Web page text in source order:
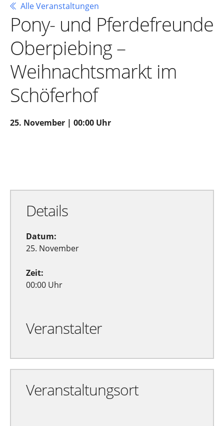
Alle Veranstaltungen
Pony- und Pferdefreunde
Oberpiebing –
Weihnachtsmarkt im
Schöferhof
25. November | 00:00 Uhr
Details
Datum:
25. November
Zeit:
00:00 Uhr
Veranstalter
Veranstaltungsort